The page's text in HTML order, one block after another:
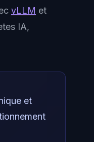
vLLM et
IA,
et